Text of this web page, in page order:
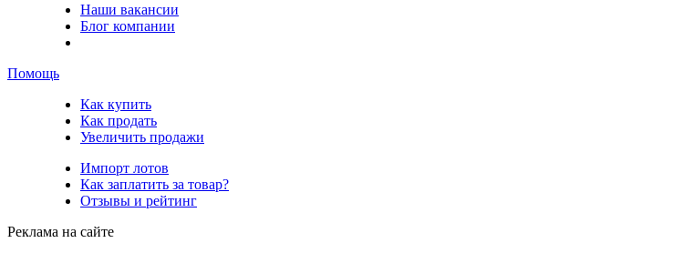
Наши вакансии
Блог компании
Помощь
Как купить
Как продать
Увеличить продажи
Импорт лотов
Как заплатить за товар?
Отзывы и рейтинг
Реклама на сайте